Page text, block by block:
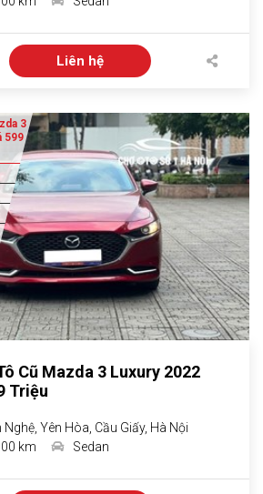
Liên hệ
3
599
Cũ Mazda 3 Luxury 2022
Triệu
Yên Hòa, Cầu Giấy, Hà Nội
km Sedan